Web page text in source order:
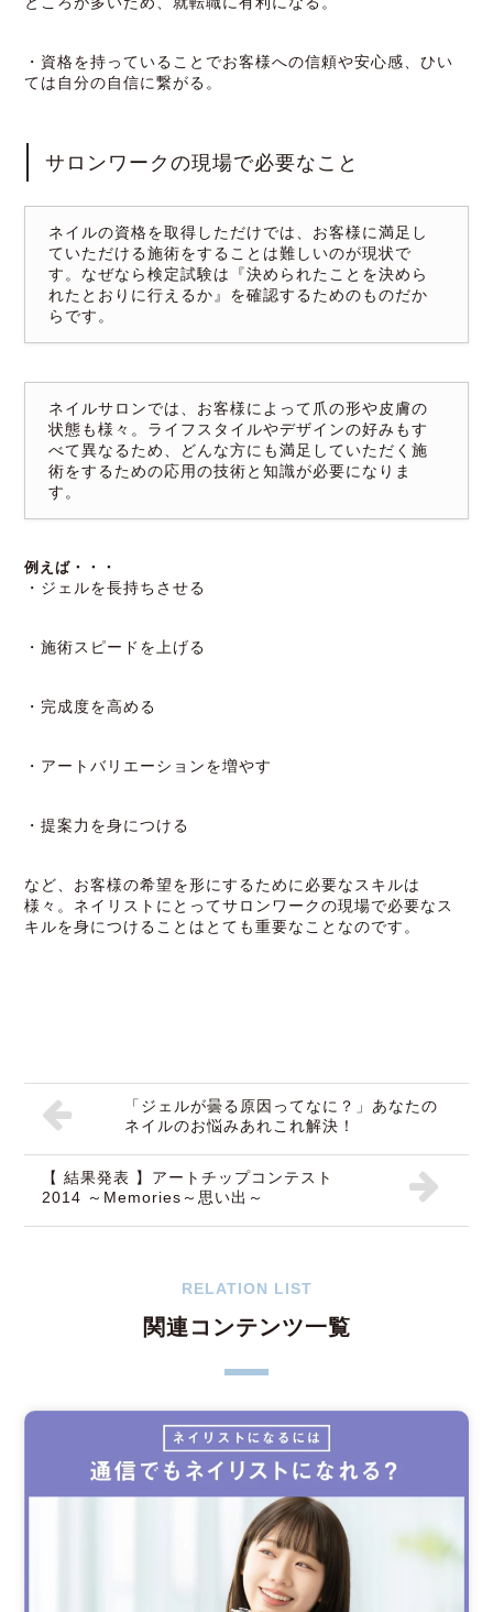
・資格を持っていることでお客様への信頼や安心感、ひい
ては自分の自信に繋がる。
サロンワークの現場で必要なこと
ネイルの資格を取得しただけでは、お客様に満足し
ていただける施術をすることは難しいのが現状で
す。なぜなら検定試験は『決められたことを決めら
れたとおりに行えるか』を確認するためのものだか
らです。
ネイルサロンでは、お客様によって爪の形や皮膚の
状態も様々。ライフスタイルやデザインの好みもす
べて異なるため、どんな方にも満足していただく施
術をするための応用の技術と知識が必要になりま
す。
例えば・・・
・ジェルを長持ちさせる
・施術スピードを上げる
・完成度を高める
・アートバリエーションを増やす
・提案力を身につける
など、お客様の希望を形にするために必要なスキルは
様々。ネイリストにとってサロンワークの現場で必要なス
キルを身につけることはとても重要なことなのです。
「ジェルが曇る原因ってなに？」あなたの
ネイルのお悩みあれこれ解決！
【 結果発表 】アートチップコンテスト
2014 ～Memories～思い出～
RELATION LIST
関連コンテンツ一覧